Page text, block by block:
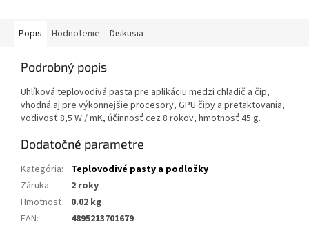
Popis Hodnotenie Diskusia
Podrobný popis
Uhlíková teplovodivá pasta pre aplikáciu medzi chladič a čip,
vhodná aj pre výkonnejšie procesory, GPU čipy a pretaktovania,
vodivosť 8,5 W / mK, účinnosť cez 8 rokov, hmotnosť 45 g.
Dodatočné parametre
Kategória:
Teplovodivé pasty a podložky
Záruka:
2 roky
Hmotnosť: 0.02 kg
EAN: 4895213701679